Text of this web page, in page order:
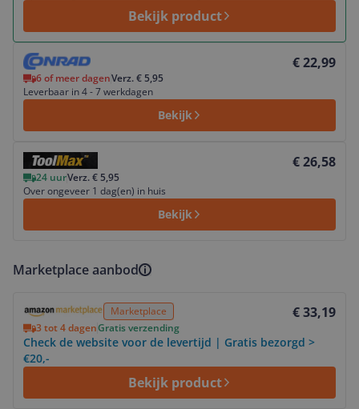
Bekijk product
€ 22,99
6 of meer dagenVerz. € 5,95
Leverbaar in 4 - 7 werkdagen
Bekijk
Bekijk product
€ 26,58
24 uurVerz. € 5,95
Over ongeveer 1 dag(en) in huis
Bekijk
Bekijk product
Marketplace aanbod
Marketplace € 33,19
3 tot 4 dagenGratis verzending
Check de website voor de levertijd | Gratis bezorgd >
€20,-
Bekijk product